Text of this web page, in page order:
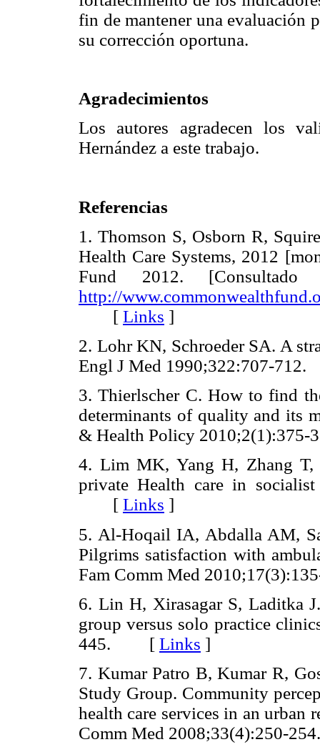
fin de mantener una evaluación
su corrección oportuna.
Agradecimientos
Los autores agradecen los
Hernández a este trabajo.
Referencias
1. Thomson S, Osborn R,
Health Care Systems, 2012
Fund 2012.
http://
[ Links ]
2. Lohr KN, Schroeder SA. A
Engl J Med 1990;322:707-
3. Thierlscher C. How to find
determinants of quality and its
& Health Policy
4. Lim MK, Yang H, Zhang T,
private Health care in
[ Links ]
5. Al-Hoqail IA, Abdalla AM,
Pilgrims satisfaction with
Fam Comm Med
6. Lin H, Xirasagar S, Laditka
group versus solo practice
445. [ Links ]
7. Kumar Patro B, Kumar R,
Study Group. Community
health care services in an urban
Comm Med